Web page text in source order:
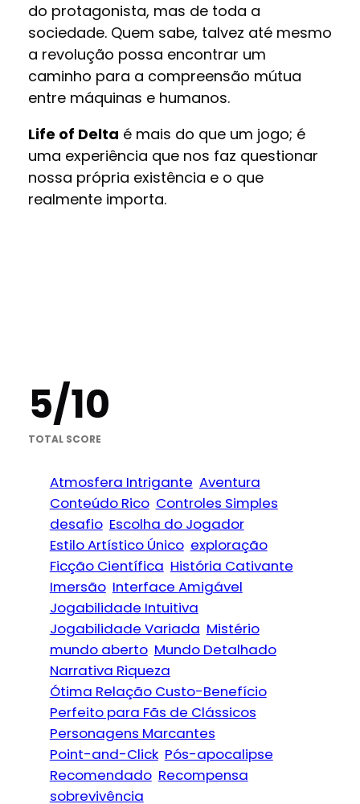
do protagonista, mas de toda a
sociedade. Quem sabe, talvez até mesmo
a revolução possa encontrar um
caminho para a compreensão mútua
entre máquinas e humanos.
Life of Delta é mais do que um jogo; é
uma experiência que nos faz questionar
nossa própria existência e o que
realmente importa.
5/10
TOTAL SCORE
Atmosfera Intrigante Aventura
Conteúdo Rico Controles Simples
desafio Escolha do Jogador
Estilo Artístico Único exploração
Ficção Científica História Cativante
Imersão Interface Amigável
Jogabilidade Intuitiva
Jogabilidade Variada Mistério
mundo aberto Mundo Detalhado
Narrativa Riqueza
Ótima Relação Custo-Benefício
Perfeito para Fãs de Clássicos
Personagens Marcantes
Point-and-Click Pós-apocalipse
Recomendado Recompensa
sobrevivência